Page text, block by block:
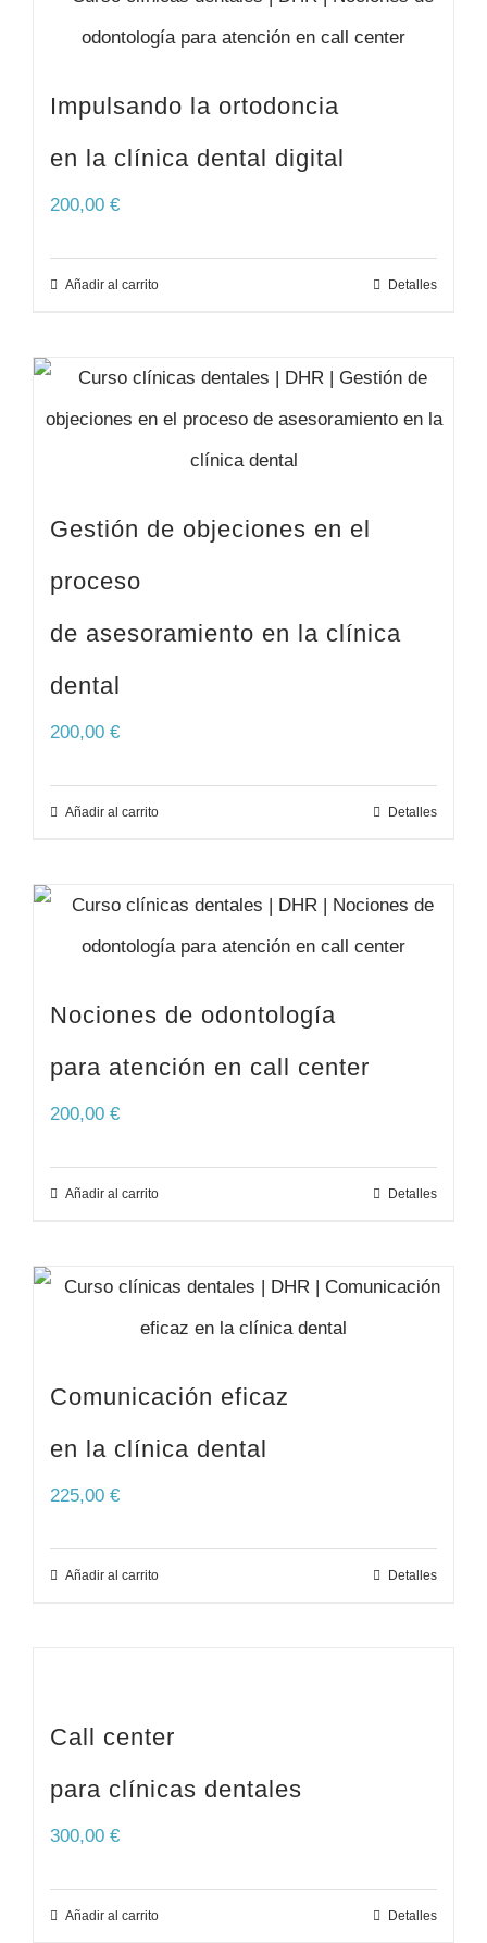
Impulsando la ortodoncia
en la clínica dental digital
200,00 €
Añadir al carrito Detalles
Gestión de objeciones en el
proceso
de asesoramiento en la clínica
dental
200,00 €
Añadir al carrito Detalles
Nociones de odontología
para atención en call center
200,00 €
Añadir al carrito Detalles
Comunicación eficaz
en la clínica dental
225,00 €
Añadir al carrito Detalles
Call center
para clínicas dentales
300,00 €
Añadir al carrito Detalles